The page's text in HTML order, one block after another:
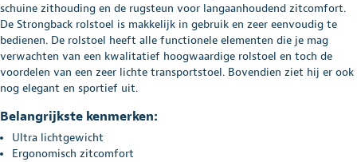
schuine zithouding en de rugsteun voor langaanhoudend zitcomfort.
De Strongback rolstoel is makkelijk in gebruik en zeer eenvoudig te
bedienen. De rolstoel heeft alle functionele elementen die je mag
verwachten van een kwalitatief hoogwaardige rolstoel en toch de
voordelen van een zeer lichte transportstoel. Bovendien ziet hij er ook
nog elegant en sportief uit.
Belangrijkste kenmerken:
Ultra lichtgewicht
Ergonomisch zitcomfort